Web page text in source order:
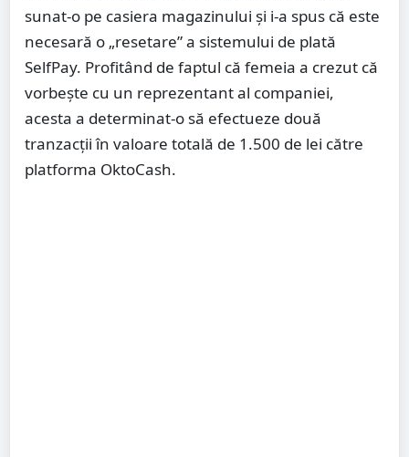
sunat-o pe casiera magazinului și i-a spus că este
necesară o „resetare” a sistemului de plată
SelfPay. Profitând de faptul că femeia a crezut că
vorbește cu un reprezentant al companiei,
acesta a determinat-o să efectueze două
tranzacții în valoare totală de 1.500 de lei către
platforma OktoCash.